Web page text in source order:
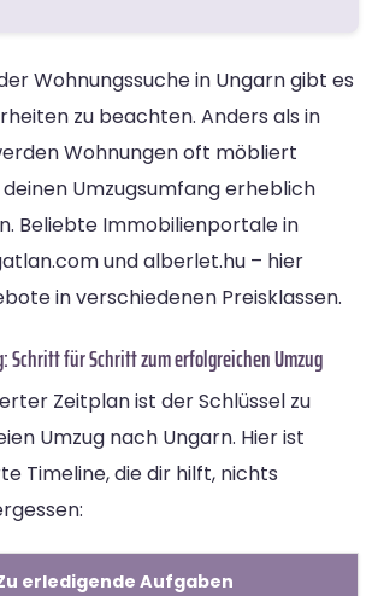
Wohnungssuche in Ungarn gibt es
zu beachten. Anders als in
Wohnungen oft möbliert
Umzugsumfang erheblich
Beliebte Immobilienportale in
und alberlet.hu – hier
in verschiedenen Preisklassen.
Schritt für Schritt zum erfolgreichen Umzug
Zeitplan ist der Schlüssel zu
Umzug nach Ungarn. Hier ist
Timeline, die dir hilft, nichts
erledigende Aufgaben